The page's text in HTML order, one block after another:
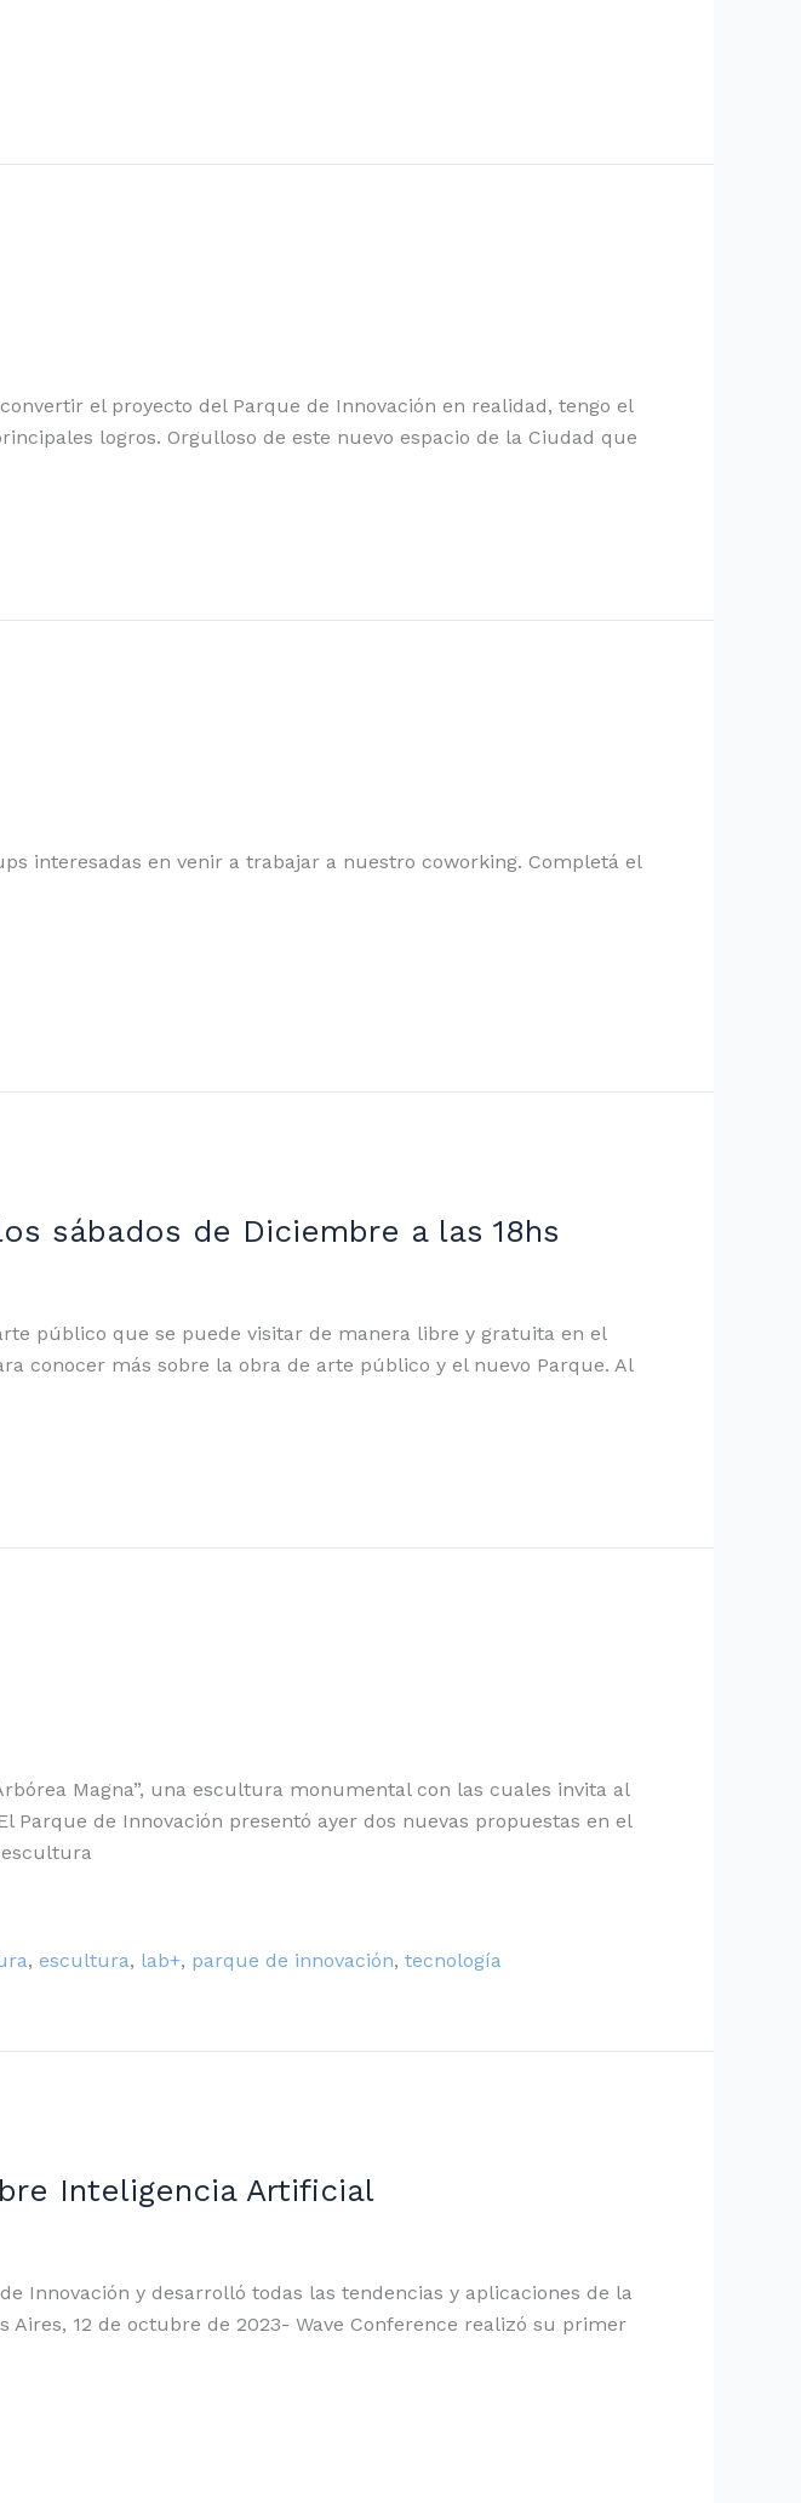
el proyecto del Parque de Innovación en realidad, tengo el
logros. Orgulloso de este nuevo espacio de la Ciudad que
interesadas en venir a trabajar a nuestro coworking. Completá el
sábados de Diciembre a las 18hs
público que se puede visitar de manera libre y gratuita en el
conocer más sobre la obra de arte público y el nuevo Parque. Al
Magna”, una escultura monumental con las cuales invita al
Parque de Innovación presentó ayer dos nuevas propuestas en el
, escultura, lab+, parque de innovación, tecnología
Inteligencia Artificial
Innovación y desarrolló todas las tendencias y aplicaciones de la
12 de octubre de 2023- Wave Conference realizó su primer